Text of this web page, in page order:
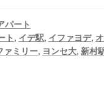
パート
ト , イデ駅, イファヨデ,
ァミリー, ヨンセ大, 新村